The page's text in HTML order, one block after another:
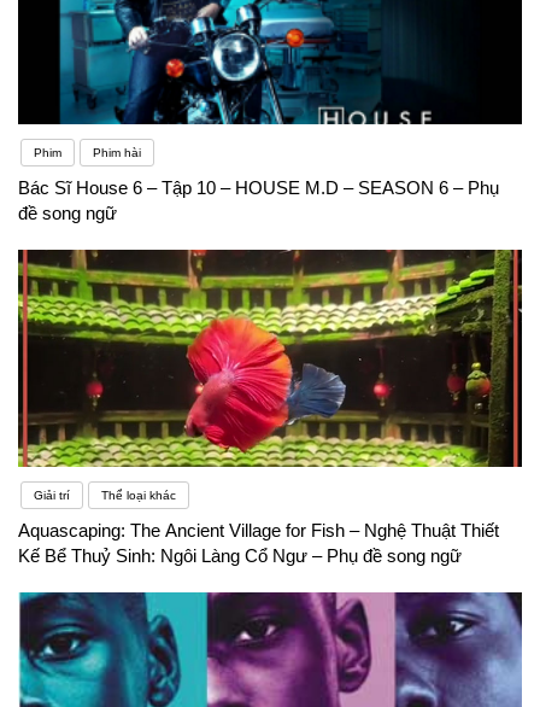
Phim Phim hài
Bác Sĩ House 6 – Tập 10 – HOUSE M.D – SEASON 6 – Phụ
đề song ngữ
Giải trí Thể loại khác
Aquascaping: The Ancient Village for Fish – Nghệ Thuật Thiết
Kế Bể Thuỷ Sinh: Ngôi Làng Cổ Ngư – Phụ đề song ngữ